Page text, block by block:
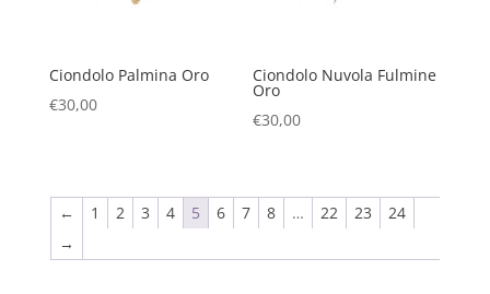
Ciondolo Palmina Oro
€30,00
Ciondolo Nuvola Fulmine
Oro
€30,00
← 1 2 3 4 5 6 7 8 … 22 23
24
→